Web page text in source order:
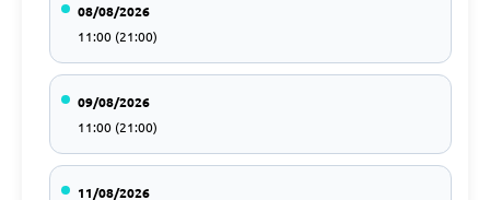
08/08/2026
11:00 (21:00)
09/08/2026
11:00 (21:00)
11/08/2026